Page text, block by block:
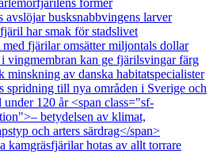
avslöjar busksnabbvingens larver
har smak för stadslivet
fjärilar omsätter miljontals dollar
vingmembran kan ge fjärilsvingar färg
minskning av danska habitatspecialister
spridning till nya områden i Sverige och
under 120 år <span class="sf-
betydelsen av klimat,
och arters särdrag</span>
kamgräsfjärilar hotas av allt torrare